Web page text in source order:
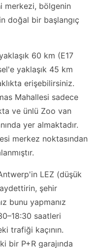
merkezi, bölgenin
doğal bir başlangıç
60 km (E17
yaklaşık 45 km
erişebilirsiniz.
Mahallesi sadece
ve ünlü Zoo van
yer almaktadır.
merkez noktasından
LEZ (düşük
şehir
bunu yapmanız
saatleri
trafiği kaçının.
bir P+R garajında